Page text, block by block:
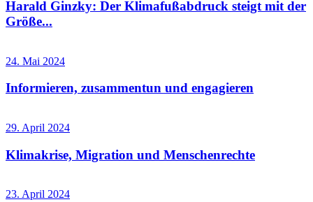
Harald Ginzky: Der Klimafußabdruck steigt mit der
Größe...
24. Mai 2024
Informieren, zusammentun und engagieren
29. April 2024
Klimakrise, Migration und Menschenrechte
23. April 2024